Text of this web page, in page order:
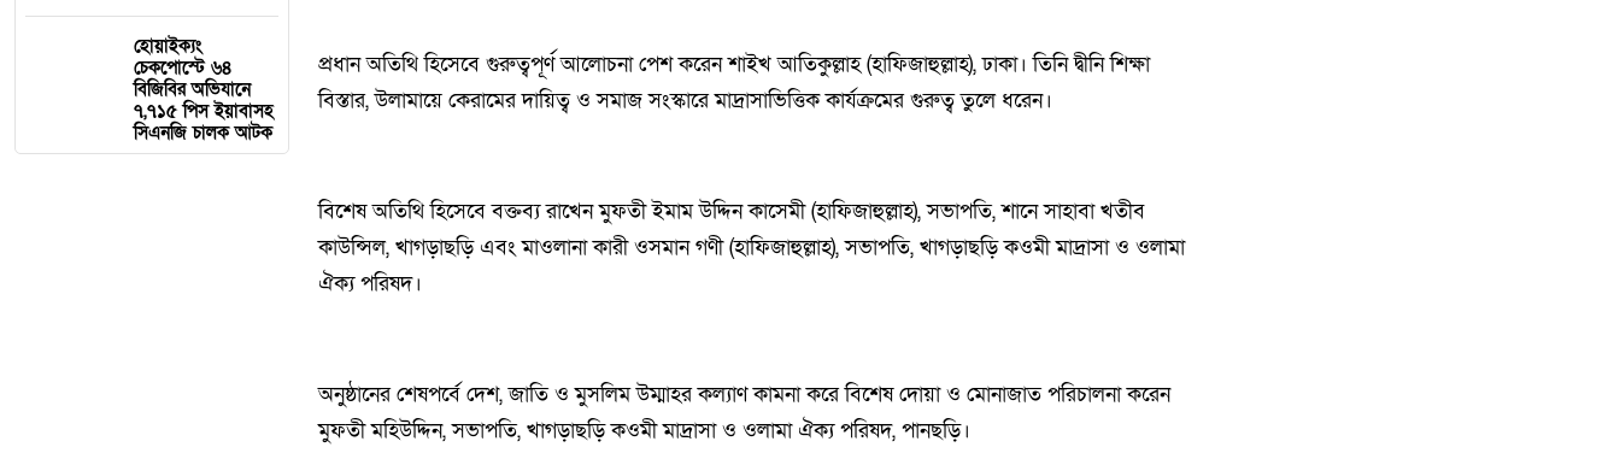
হোয়াইক্যং
চেকপোস্টে ৬৪
বিজিবির অভিযানে
৭,৭১৫ পিস ইয়াবাসহ
সিএনজি চালক আটক
‎প্রধান অতিথি হিসেবে গুরুত্বপূর্ণ আলোচনা পেশ করেন শাইখ আতিকুল্লাহ (হাফিজাহুল্লাহ), ঢাকা। তিনি দ্বীনি শিক্ষা
বিস্তার, উলামায়ে কেরামের দায়িত্ব ও সমাজ সংস্কারে মাদ্রাসাভিত্তিক কার্যক্রমের গুরুত্ব তুলে ধরেন।
‎বিশেষ অতিথি হিসেবে বক্তব্য রাখেন মুফতী ইমাম উদ্দিন কাসেমী (হাফিজাহুল্লাহ), সভাপতি, শানে সাহাবা খতীব
কাউন্সিল, খাগড়াছড়ি এবং মাওলানা কারী ওসমান গণী (হাফিজাহুল্লাহ), সভাপতি, খাগড়াছড়ি কওমী মাদ্রাসা ও ওলামা
ঐক্য পরিষদ।
‎অনুষ্ঠানের শেষপর্বে দেশ, জাতি ও মুসলিম উম্মাহর কল্যাণ কামনা করে বিশেষ দোয়া ও মোনাজাত পরিচালনা করেন
মুফতী মহিউদ্দিন, সভাপতি, খাগড়াছড়ি কওমী মাদ্রাসা ও ওলামা ঐক্য পরিষদ, পানছড়ি।